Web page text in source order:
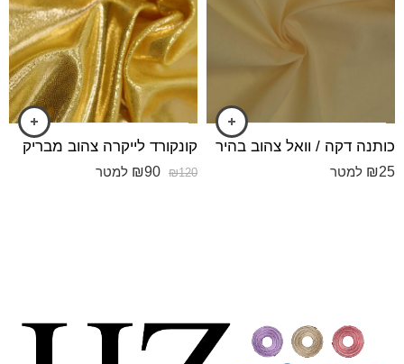
כותנה דקה / וואל צהוב בהיר
₪25 למטר
קונקורד לייקרה צהוב מבריק
₪120
₪90 למטר